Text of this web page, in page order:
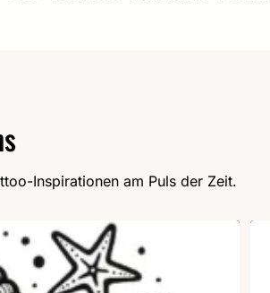
Inspirationen am Puls der Zeit.